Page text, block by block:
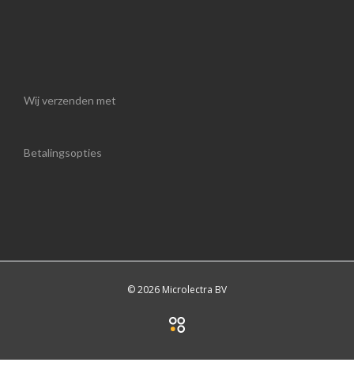
Wij verzenden met
Betalingsopties
© 2026 Microlectra BV